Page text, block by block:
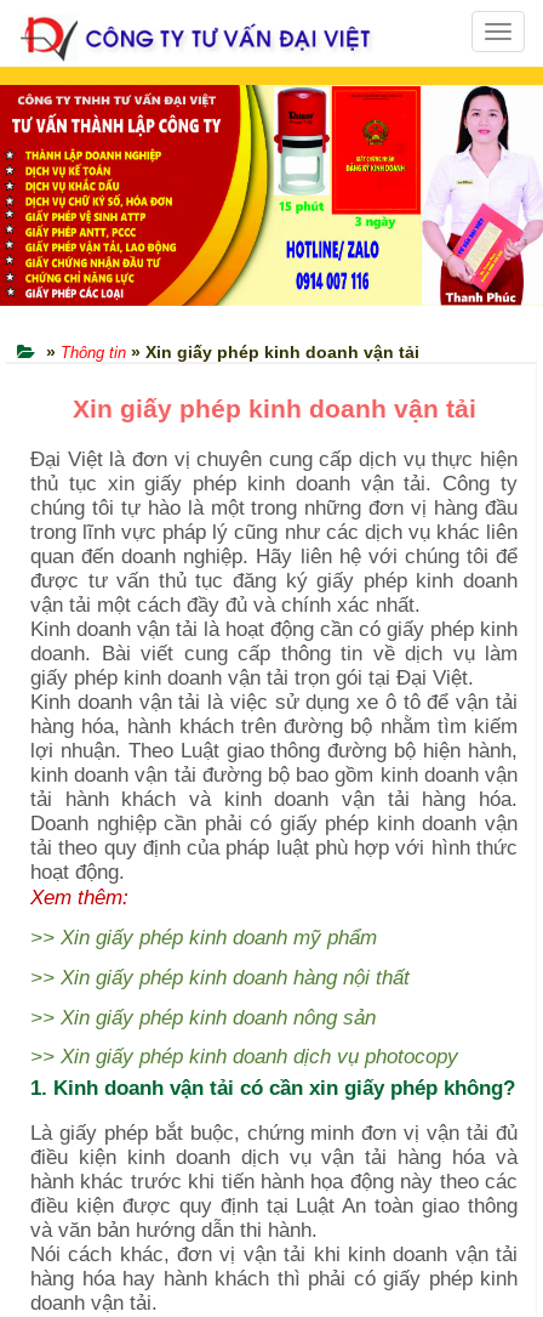
» Thông tin » Xin giấy phép kinh doanh vận tải
Xin giấy phép kinh doanh vận tải
Đại Việt là đơn vị chuyên cung cấp dịch vụ thực hiện
thủ tục xin giấy phép kinh doanh vận tải. Công ty
chúng tôi tự hào là một trong những đơn vị hàng đầu
trong lĩnh vực pháp lý cũng như các dịch vụ khác liên
quan đến doanh nghiệp. Hãy liên hệ với chúng tôi để
được tư vấn thủ tục đăng ký giấy phép kinh doanh
vận tải một cách đầy đủ và chính xác nhất.
Kinh doanh vận tải là hoạt động cần có giấy phép kinh
doanh. Bài viết cung cấp thông tin về dịch vụ làm
giấy phép kinh doanh vận tải trọn gói tại Đại Việt.
Kinh doanh vận tải là việc sử dụng xe ô tô để vận tải
hàng hóa, hành khách trên đường bộ nhằm tìm kiếm
lợi nhuận. Theo Luật giao thông đường bộ hiện hành,
kinh doanh vận tải đường bộ bao gồm kinh doanh vận
tải hành khách và kinh doanh vận tải hàng hóa.
Doanh nghiệp cần phải có giấy phép kinh doanh vận
tải theo quy định của pháp luật phù hợp với hình thức
hoạt động.
Xem thêm:
>> Xin giấy phép kinh doanh mỹ phẩm
>> Xin giấy phép kinh doanh hàng nội thất
>> Xin giấy phép kinh doanh nông sản
>> Xin giấy phép kinh doanh dịch vụ photocopy
1. Kinh doanh vận tải có cần xin giấy phép không?
Là giấy phép bắt buộc, chứng minh đơn vị vận tải đủ
điều kiện kinh doanh dịch vụ vận tải hàng hóa và
hành khác trước khi tiến hành họa động này theo các
điều kiện được quy định tại Luật An toàn giao thông
và văn bản hướng dẫn thi hành.
Nói cách khác, đơn vị vận tải khi kinh doanh vận tải
hàng hóa hay hành khách thì phải có giấy phép kinh
doanh vận tải.